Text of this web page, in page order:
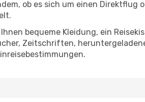
ob es sich um einen Direktflug
bequeme Kleidung, ein
Zeitschriften,